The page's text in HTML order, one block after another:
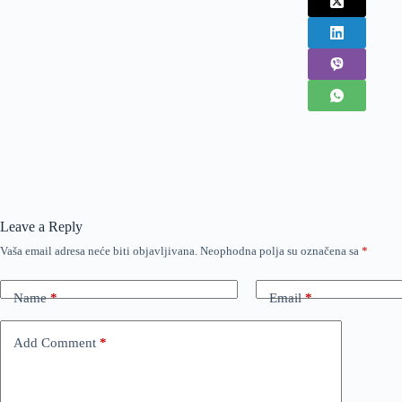
Leave a Reply
Vaša email adresa neće biti objavljivana. Neophodna polja su označena sa *
Name* Email*
Add Comment *